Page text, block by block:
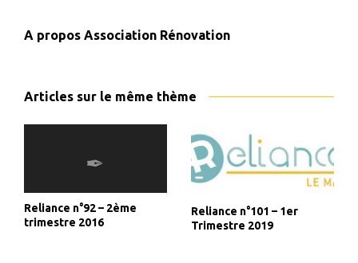
A propos Association Rénovation
Articles sur le même thème
Reliance n°92 – 2ème
trimestre 2016
Reliance n°101 – 1er
Trimestre 2019